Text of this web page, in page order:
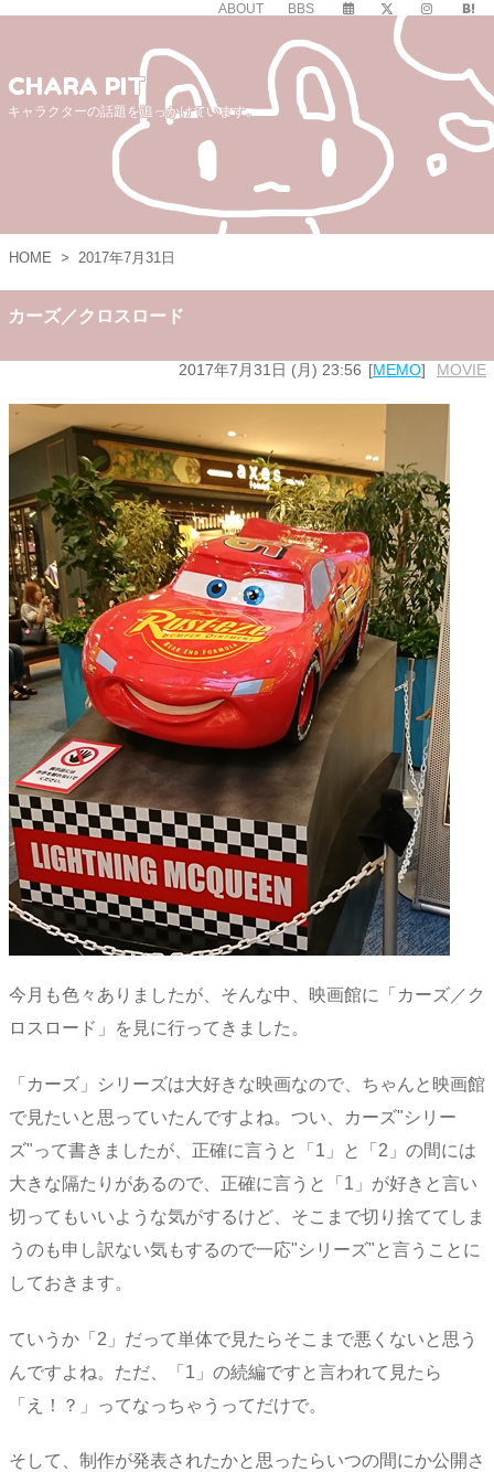
ABOUT BBS
CHARA PIT
キャラクターの話題を追っかけています。
HOME > 2017年7月31日
カーズ／クロスロード
2017年7月31日 (月) 23:56 MEMO MOVIE
今月も色々ありましたが、そんな中、映画館に「カーズ／ク
ロスロード」を見に行ってきました。
「カーズ」シリーズは大好きな映画なので、ちゃんと映画館
で見たいと思っていたんですよね。つい、カーズ"シリー
ズ"って書きましたが、正確に言うと「1」と「2」の間には
大きな隔たりがあるので、正確に言うと「1」が好きと言い
切ってもいいような気がするけど、そこまで切り捨ててしま
うのも申し訳ない気もするので一応"シリーズ"と言うことに
しておきます。
ていうか「2」だって単体で見たらそこまで悪くないと思う
んですよね。ただ、「1」の続編ですと言われて見たら
「え！？」ってなっちゃうってだけで。
そして、制作が発表されたかと思ったらいつの間にか公開さ